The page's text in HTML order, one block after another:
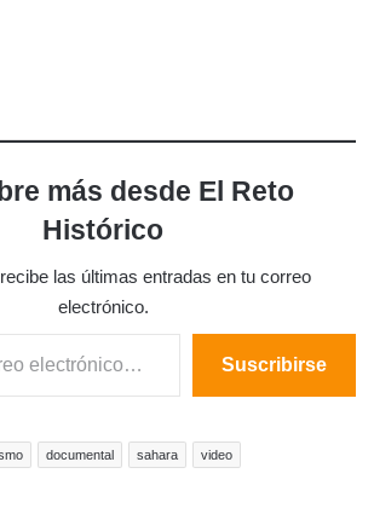
más desde El Reto
Histórico
las últimas entradas en tu correo
electrónico.
Suscribirse
documental sahara video